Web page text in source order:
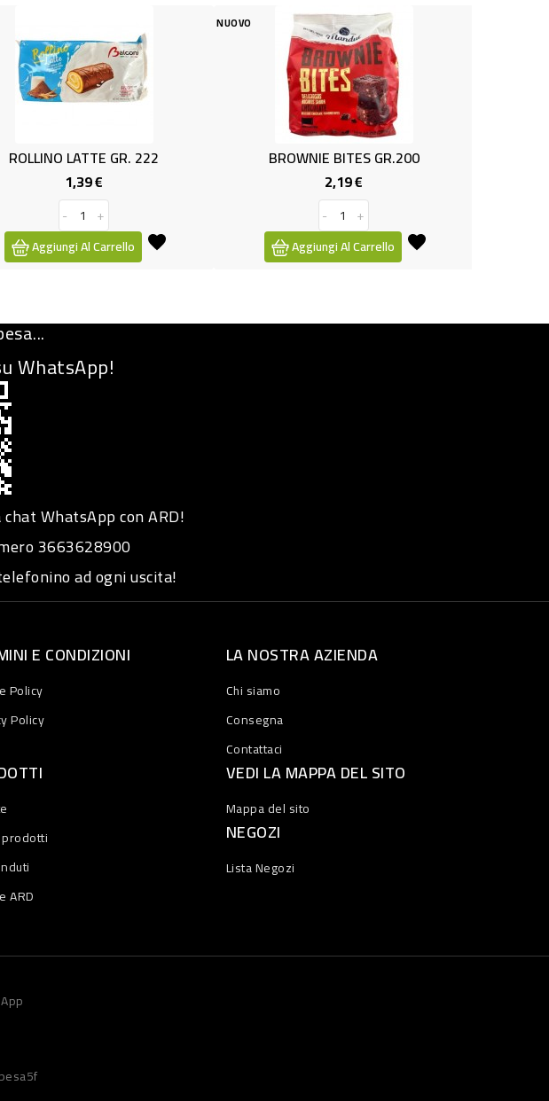
GR. 222
BROWNIE BITES GR.200
Aggiungi Al Carrello
NUOVO
FROLLINI CLASSICI
WhatsApp!
WhatsApp con ARD!
3663628900
ad ogni uscita!
E CONDIZIONI
Policy
Policy
LA NOSTRA AZIENDA
Chi siamo
Consegna
Contattaci
ARD
VEDI LA MAPPA DEL SITO
Mappa del sito
NEGOZI
Lista Negozi